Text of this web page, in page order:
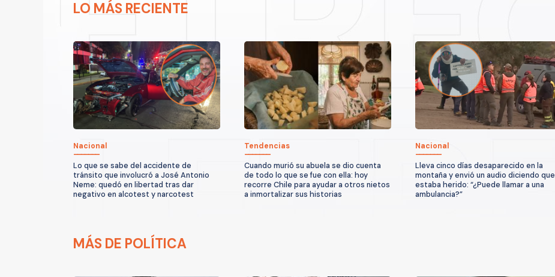
LO MÁS RECIENTE
Nacional
Lo que se sabe del accidente de
tránsito que involucró a José Antonio
Neme: quedó en libertad tras dar
negativo en alcotest y narcotest
Tendencias
Cuando murió su abuela se dio cuenta
de todo lo que se fue con ella: hoy
recorre Chile para ayudar a otros nietos
a inmortalizar sus historias
Nacional
Lleva cinco días desaparecido en la
montaña y envió un audio diciendo que
estaba herido: “¿Puede llamar a una
ambulancia?”
MÁS DE POLÍTICA